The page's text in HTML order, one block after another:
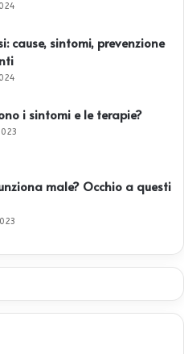
cause, sintomi, prevenzione
i sintomi e le terapie?
male? Occhio a questi